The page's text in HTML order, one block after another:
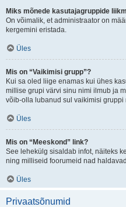
Miks mõnede kasutajagruppide
On võimalik, et administraator on
kergemini eristada.
Üles
Mis on “Vaikimisi grupp”?
Kui sa oled liige enamas kui ühes
millise grupi värvi sinu nimi ilmub ja
võib-olla lubanud sul vaikimisi gruppi
Üles
Mis on “Meeskond” link?
See lehekülg sisaldab infot, näiteks
ning milliseid foorumeid nad
Üles
Privaatsõnumid